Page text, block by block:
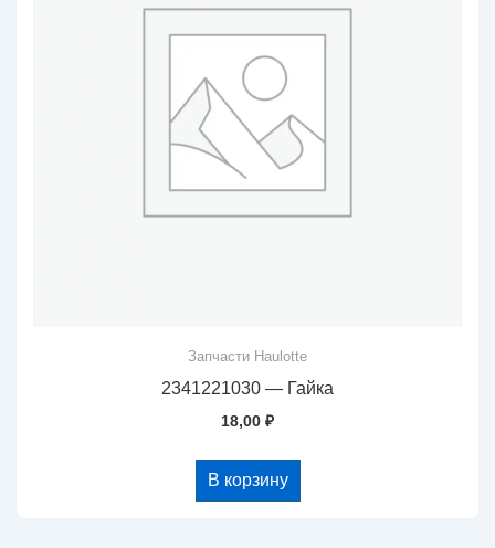
Запчасти Haulotte
2341221030 — Гайка
18,00 ₽
В корзину